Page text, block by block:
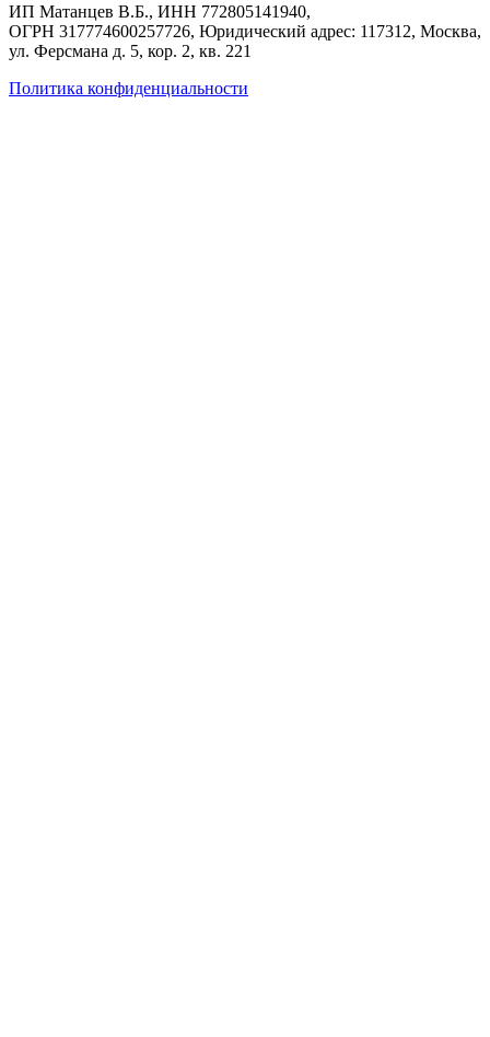
ИП Матанцев В.Б., ИНН 772805141940,
ОГРН 317774600257726, Юридический адрес: 117312, Москва,
ул. Ферсмана д. 5, кор. 2, кв. 221
Политика конфиденциальности